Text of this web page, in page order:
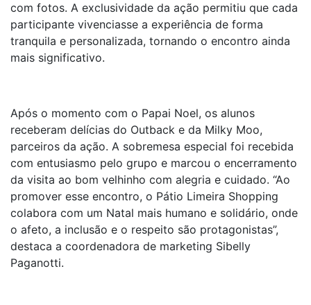
com fotos. A exclusividade da ação permitiu que cada
participante vivenciasse a experiência de forma
tranquila e personalizada, tornando o encontro ainda
mais significativo.
Após o momento com o Papai Noel, os alunos
receberam delícias do Outback e da Milky Moo,
parceiros da ação. A sobremesa especial foi recebida
com entusiasmo pelo grupo e marcou o encerramento
da visita ao bom velhinho com alegria e cuidado. “Ao
promover esse encontro, o Pátio Limeira Shopping
colabora com um Natal mais humano e solidário, onde
o afeto, a inclusão e o respeito são protagonistas”,
destaca a coordenadora de marketing Sibelly
Paganotti.